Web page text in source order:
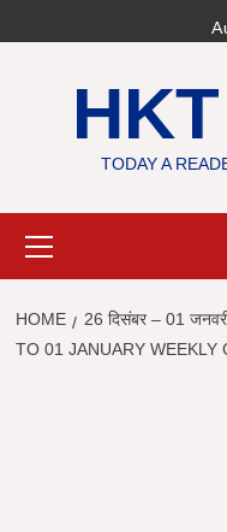
to
TODAY A
Menu
HOME
26 दिसंबर – 01
TO 01 JANUARY WEEKLY